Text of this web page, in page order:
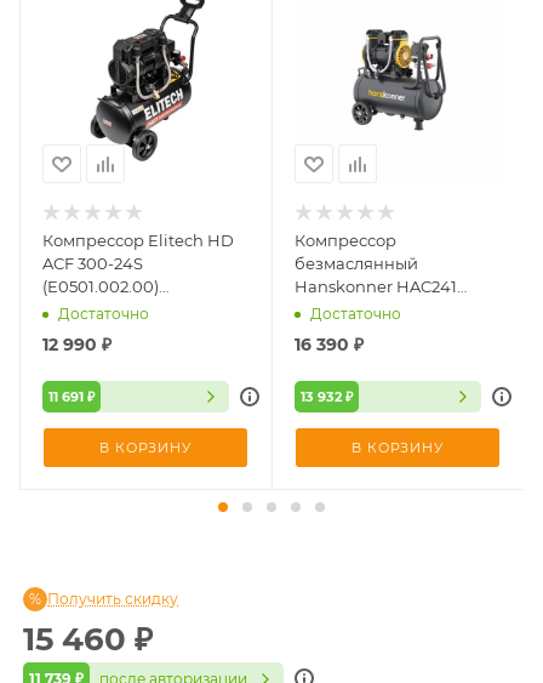
Компрессор Elitech HD
ACF 300-24S
(E0501.002.00)
(безмасляный,
Достаточно
12 990 ₽
11 691 ₽
В КОРЗИНУ
Компрессор
безмаслянный
Hanskonner HAC241
(1450Вт, 240л/мин,
Достаточно
16 390 ₽
13 932 ₽
В КОРЗИНУ
15 460 ₽
11 739 ₽ после авторизации
Получить скидку